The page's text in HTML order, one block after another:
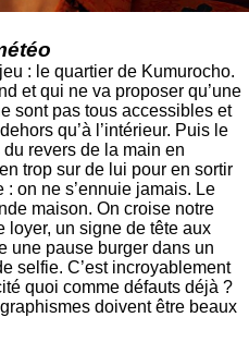
: le quartier de Kumurocho.
et qui ne va proposer qu’une
sont pas tous accessibles et
qu’à l’intérieur. Puis le
revers de la main en
trop sur de lui pour en sortir
on ne s’ennuie jamais. Le
maison. On croise notre
loyer, un signe de tête aux
une pause burger dans un
selfie. C’est incroyablement
quoi comme défauts déjà ?
doivent être beaux